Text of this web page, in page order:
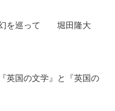
幻を巡って 堀田隆大
英国の文学』と『英国の
明